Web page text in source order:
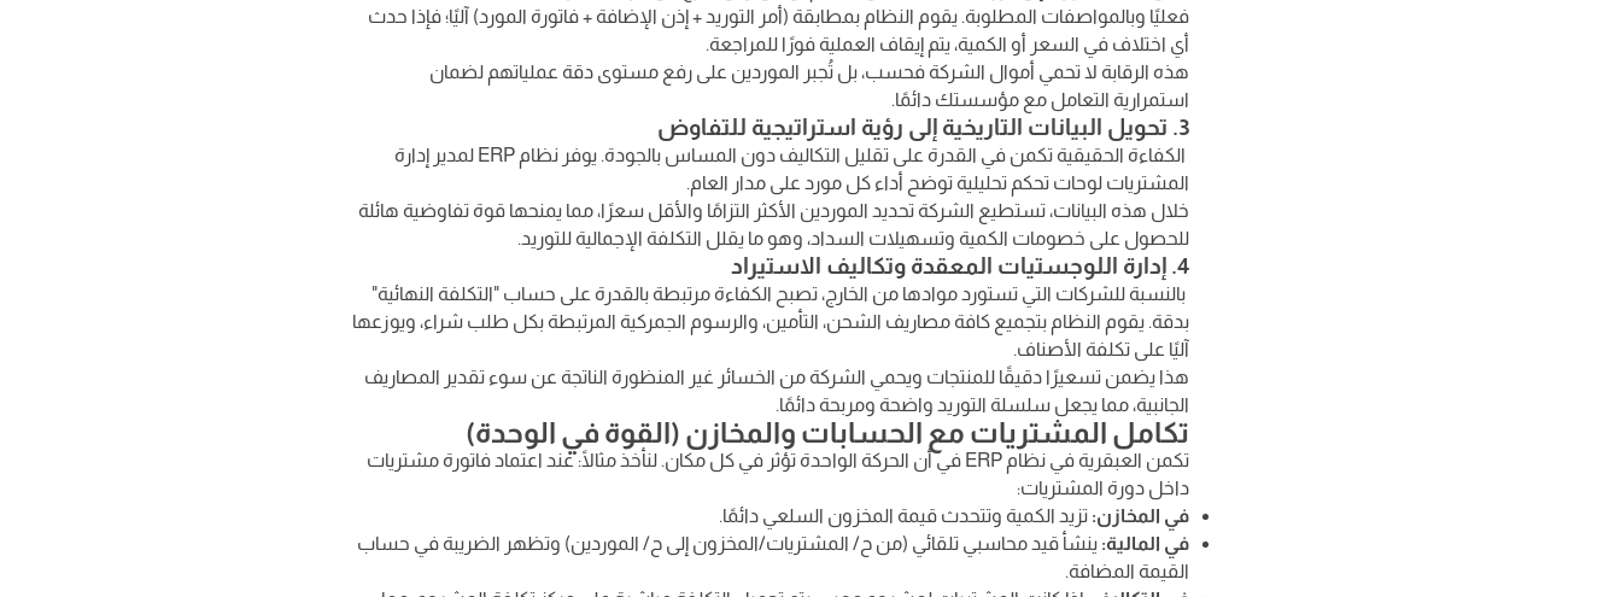
فعليًا وبالمواصفات المطلوبة. يقوم النظام بمطابقة (أمر التوريد + إذن الإضافة + فاتورة المورد) آليًا؛ فإذا حدث
أي اختلاف في السعر أو الكمية، يتم إيقاف العملية فورًا للمراجعة.
هذه الرقابة لا تحمي أموال الشركة فحسب، بل تُجبر الموردين على رفع مستوى دقة عملياتهم لضمان
استمرارية التعامل مع مؤسستك دائمًا.
3. تحويل البيانات التاريخية إلى رؤية استراتيجية للتفاوض
الكفاءة الحقيقية تكمن في القدرة على تقليل التكاليف دون المساس بالجودة. يوفر نظام ERP لمدير إدارة
المشتريات لوحات تحكم تحليلية توضح أداء كل مورد على مدار العام.
خلال هذه البيانات، تستطيع الشركة تحديد الموردين الأكثر التزامًا والأقل سعرًا، مما يمنحها قوة تفاوضية هائلة
للحصول على خصومات الكمية وتسهيلات السداد، وهو ما يقلل التكلفة الإجمالية للتوريد.
4. إدارة اللوجستيات المعقدة وتكاليف الاستيراد
بالنسبة للشركات التي تستورد موادها من الخارج، تصبح الكفاءة مرتبطة بالقدرة على حساب "التكلفة النهائية"
بدقة. يقوم النظام بتجميع كافة مصاريف الشحن، التأمين، والرسوم الجمركية المرتبطة بكل طلب شراء، ويوزعها
آليًا على تكلفة الأصناف.
هذا يضمن تسعيرًا دقيقًا للمنتجات ويحمي الشركة من الخسائر غير المنظورة الناتجة عن سوء تقدير المصاريف
الجانبية، مما يجعل سلسلة التوريد واضحة ومربحة دائمًا.
تكامل المشتريات مع الحسابات والمخازن (القوة في الوحدة)
تكمن العبقرية في نظام ERP في أن الحركة الواحدة تؤثر في كل مكان. لنأخذ مثالًا: عند اعتماد فاتورة مشتريات
داخل دورة المشتريات:
في المخازن: تزيد الكمية وتتحدث قيمة المخزون السلعي دائمًا.
في المالية: ينشأ قيد محاسبي تلقائي (من ح/ المشتريات/المخزون إلى ح/ الموردين) وتظهر الضريبة في حساب
القيمة المضافة.